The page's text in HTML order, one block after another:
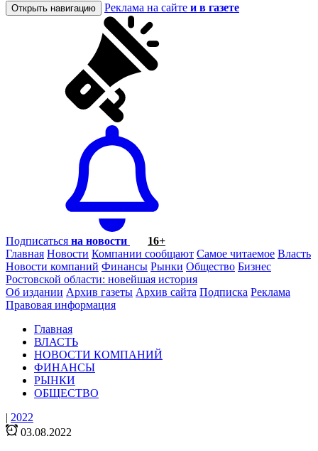
Открыть навигацию Реклама на сайте и в газете
Подписаться на новости
16+
Главная Новости Компании сообщают Самое читаемое Власть
Новости компаний Финансы Рынки Общество Бизнес
Ростовской области: новейшая история
Об издании Архив газеты Архив сайта Подписка Реклама
Правовая информация
Главная
ВЛАСТЬ
НОВОСТИ КОМПАНИЙ
ФИНАНСЫ
РЫНКИ
ОБЩЕСТВО
| 2022
03.08.2022